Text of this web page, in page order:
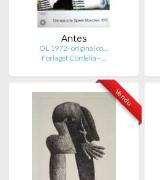
Antes
OL 1972- original co…
Forlaget Cordelia - …
Vendu